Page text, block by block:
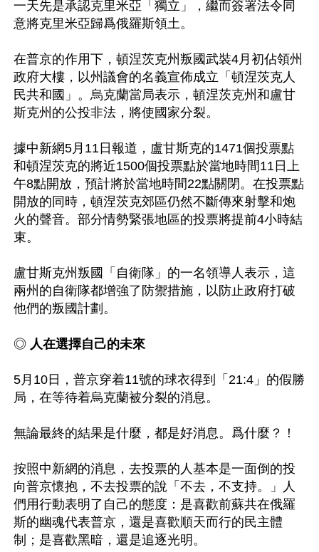
一天先是承認克里米亞「獨立」，繼而簽署法令同
意將克里米亞歸爲俄羅斯領土。
在普京的作用下，頓涅茨克州叛國武裝4月初佔領州
政府大樓，以州議會的名義宣佈成立「頓涅茨克人
民共和國」。烏克蘭當局表示，頓涅茨克州和盧甘
斯克州的公投非法，將使國家分裂。
據中新網5月11日報道，盧甘斯克的1471個投票點
和頓涅茨克的將近1500個投票點於當地時間11日上
午8點開放，預計將於當地時間22點關閉。在投票點
開放的同時，頓涅茨克郊區仍然不斷傳來射擊和炮
火的聲音。部分情勢緊張地區的投票將提前4小時結
束。
盧甘斯克州叛國「自衛隊」的一名領導人表示，這
兩州的自衛隊都增強了防禦措施，以防止政府打破
他們的叛國計劃。
◎ 人在選擇自己的未來
5月10日，普京穿着11號的球衣得到「21:4」的假勝
局，在等待着烏克蘭被分裂的消息。
無論最終的結果是什麼，都是好消息。爲什麼？！
按照中新網的消息，去投票的人基本是一面倒的投
向普京懷抱，不去投票的說「不去，不支持。」人
們用行動表明了自己的態度：是喜歡前蘇共在俄羅
斯的幽魂代表普京，還是喜歡順天而行的民主體
制；是喜歡黑暗，還是追逐光明。